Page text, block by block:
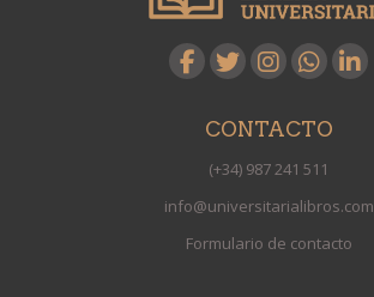
CONTACTO
(+34) 987 241 511
info@universitarialibros.com
Formulario de contacto